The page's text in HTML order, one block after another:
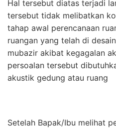
Hal tersebut diatas terjadi
tersebut tidak melibatkan
tahap awal perencanaan
ruangan yang telah di
mubazir akibat kegagalan
persoalan tersebut
akustik gedung atau ruang
Setelah Bapak/Ibu melihat